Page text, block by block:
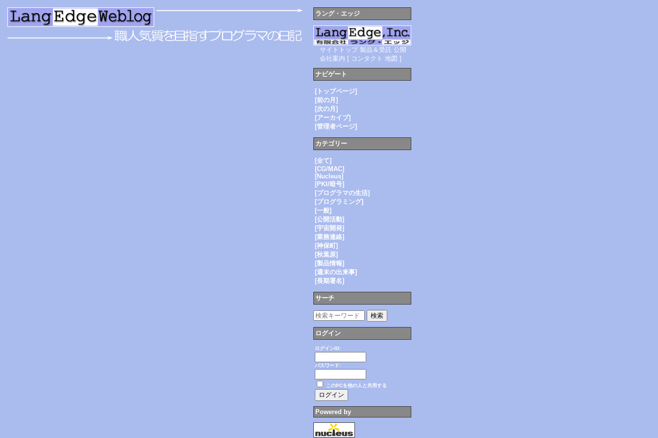
ラング・エッジ
サイトトップ 製品＆受託 公開
会社案内 [ コンタクト 地図 ]
ナビゲート
[トップページ]
[前の月]
[次の月]
[アーカイブ]
[管理者ページ]
カテゴリー
[全て]
[CG/MAC]
[Nucleus]
[PKI/暗号]
[プログラマの生活]
[プログラミング]
[一般]
[公開活動]
[宇宙開発]
[業務連絡]
[神保町]
[秋葉原]
[製品情報]
[週末の出来事]
[長期署名]
サーチ
ログイン
ログインID:
パスワード:
このPCを他の人と共用する
Powered by